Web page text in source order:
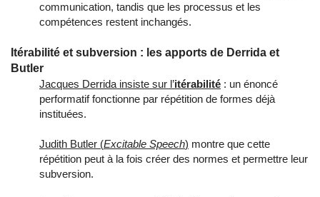
communication, tandis que les processus et les
compétences restent inchangés.
Itérabilité et subversion : les apports de Derrida et
Butler
Jacques Derrida insiste sur l’itérabilité : un énoncé
performatif fonctionne par répétition de formes déjà
instituées.
Judith Butler (Excitable Speech) montre que cette
répétition peut à la fois créer des normes et permettre leur
subversion.